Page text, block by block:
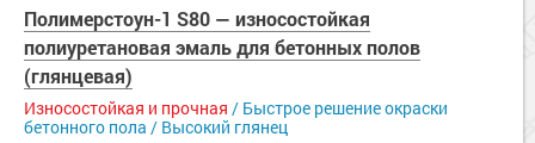
Полимерстоун-1 S80 — износостойкая
полиуретановая эмаль для бетонных полов
(глянцевая)
Износостойкая и прочная / Быстрое решение окраски
бетонного пола / Высокий глянец